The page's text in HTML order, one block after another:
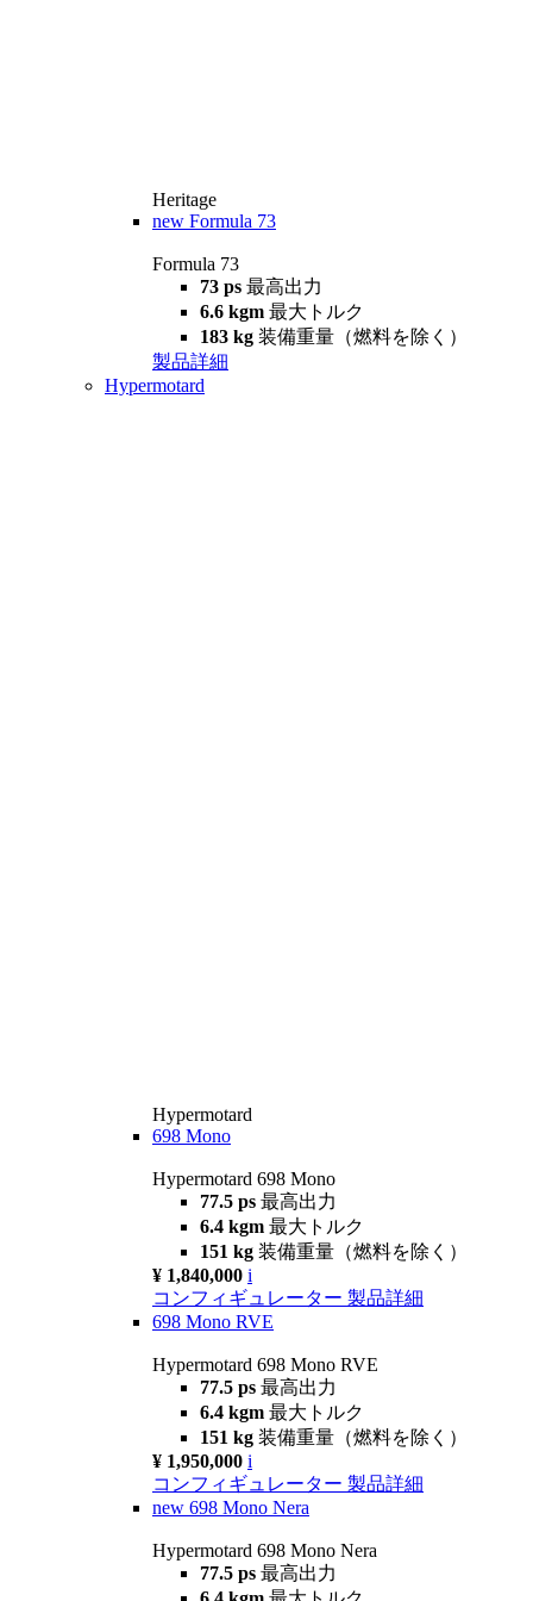
Heritage
new Formula 73
Formula 73
73 ps 最高出力
6.6 kgm 最大トルク
183 kg 装備重量（燃料を除く）
製品詳細
Hypermotard
Hypermotard
698 Mono
Hypermotard 698 Mono
77.5 ps 最高出力
6.4 kgm 最大トルク
151 kg 装備重量（燃料を除く）
¥ 1,840,000 i
コンフィギュレーター 製品詳細
698 Mono RVE
Hypermotard 698 Mono RVE
77.5 ps 最高出力
6.4 kgm 最大トルク
151 kg 装備重量（燃料を除く）
¥ 1,950,000 i
コンフィギュレーター 製品詳細
new 698 Mono Nera
Hypermotard 698 Mono Nera
77.5 ps 最高出力